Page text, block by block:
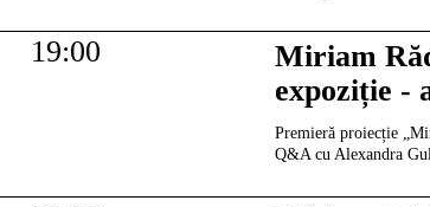
19:00
Miriam
expoziție -
Premieră proiecție
Q&A cu Alexandra